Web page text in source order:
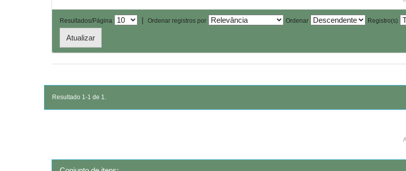
Resultados/Página | Ordenar registros por Ordenar Registro(s)
Resultado 1-1 de 1.